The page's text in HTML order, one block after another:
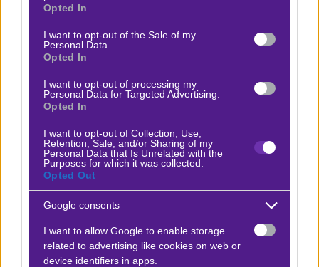
use your data for below specified purposes in below Google
consent section.
Opted In
I want to opt-out of the Sale of my
Personal Data.
Opted In
I want to opt-out of processing my
Personal Data for Targeted Advertising.
Opted In
I want to opt-out of Collection, Use,
Retention, Sale, and/or Sharing of my
Personal Data that Is Unrelated with the
Purposes for which it was collected.
Opted Out
Google consents
I want to allow Google to enable storage
related to advertising like cookies on web or
device identifiers in apps.
Διαδοχικά η Πάφος απέκλεισε Μακάμπι Τελ Αβίβ,
Ντιναμό Κιέβου και Ερυθρό Αστέρα, με το γκολ του
στέλνει για πρώτη φορά στη League Phase και
αντιμέτωπη στην πρεμιέρα με τον Ολυμπιακό επί
ελληνικού εδάφους με στόχο τους πρώτους βαθμούς
σε αυτή τη διαδρομή.
Τα μέλη της Novibet μπορούν καθημερινά να βρουν
προσφορές* για τα μεγάλα παιχνίδια
και κορυφαίο
Αυτό που θες από το παιχνίδι σου και στο